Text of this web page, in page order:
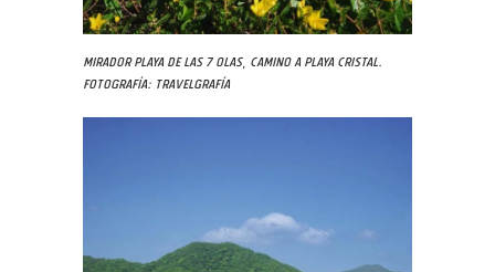
Mirador Playa de las 7 Olas, camino a Playa Cristal.
Fotografía: Travelgrafía